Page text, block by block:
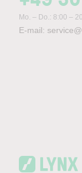
Mo. – Do.: 8:00 –
E-mail: